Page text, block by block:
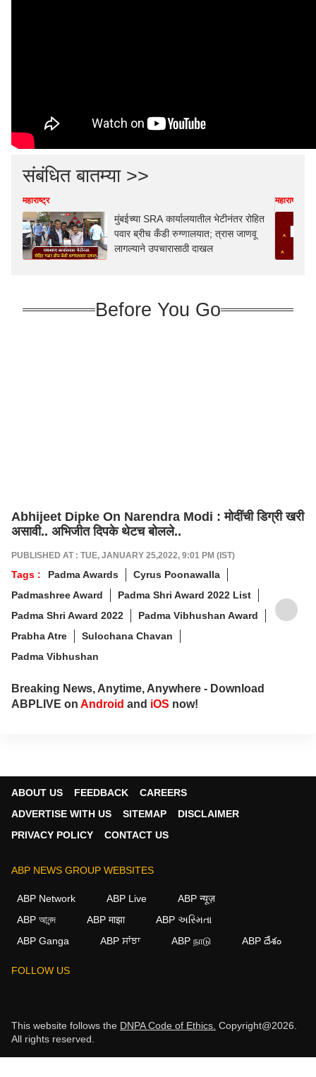
संबंधित बातम्या >>
महाराष्ट्र
मुंबईच्या SRA कार्यालयातील भेटीनंतर रोहित
पवार ब्रीच कँडी रुग्णालयात; त्रास जाणवू
लागल्याने उपचारासाठी दाखल
महाराष्ट्र
Before You Go
Abhijeet Dipke On Narendra Modi : मोदींची डिग्री खरी
असावी.. अभिजीत दिपके थेटच बोलले..
PUBLISHED AT : TUE, JANUARY 25,2022, 9:01 PM (IST)
Tags : Padma Awards
Cyrus Poonawalla
Padmashree Award
Padma Shri Award 2022 List
Padma Shri Award 2022
Padma Vibhushan Award
Prabha Atre
Sulochana Chavan
Padma Vibhushan
Breaking News, Anytime, Anywhere - Download
ABPLIVE on Android and iOS now!
ABOUT US FEEDBACK
CAREERS
ADVERTISE WITH US
SITEMAP
DISCLAIMER
PRIVACY POLICY
CONTACT US
ABP NEWS GROUP WEBSITES
ABP Network ABP Live
ABP न्यूज़
ABP আনন্দ
ABP माझा
ABP અસ્મિતા
ABP Ganga
ABP ਸਾਂਝਾ ABP நாடு ABP దేశం
FOLLOW US
This website follows the DNPA Code of Ethics. Copyright@2026.
All rights reserved.